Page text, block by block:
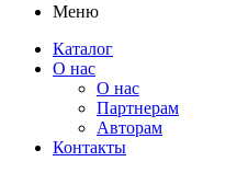
Меню
Каталог
О нас
О нас
Партнерам
Авторам
Контакты